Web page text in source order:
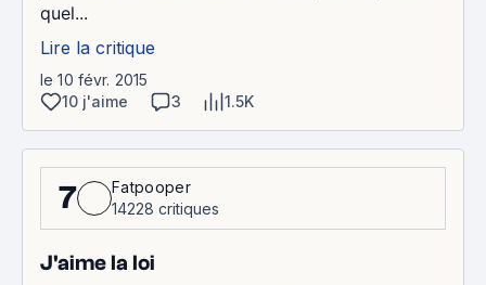
quel...
Lire la critique
le 10 févr. 2015
10 j'aime
3 1.5K
7
Fatpooper
14228 critiques
J'aime la loi